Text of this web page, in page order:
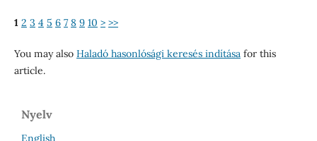
1 2 3 4 5 6 7 8 9 10 > >>
You may also Haladó hasonlósági keresés indítása for this
article.
Nyelv